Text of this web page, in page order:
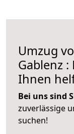
Umzug
Gablenz
Ihnen
Bei uns sind
zuverlässige
suchen!